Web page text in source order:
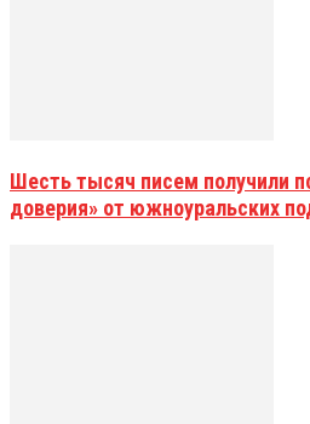
Шесть тысяч писем получили
доверия» от южноуральских